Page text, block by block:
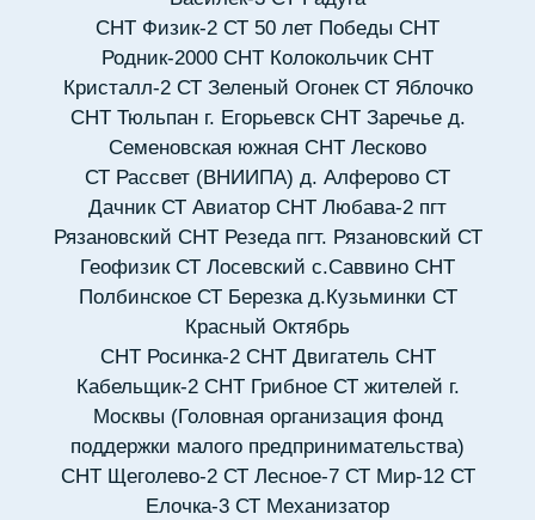
СНТ Физик-2 СТ 50 лет Победы СНТ
Родник-2000 СНТ Колокольчик СНТ
Кристалл-2 СТ Зеленый Огонек СТ Яблочко
СНТ Тюльпан г. Егорьевск СНТ Заречье д.
Семеновская южная СНТ Лесково
СТ Рассвет (ВНИИПА) д. Алферово СТ
Дачник СТ Авиатор СНТ Любава-2 пгт
Рязановский СНТ Резеда пгт. Рязановский СТ
Геофизик СТ Лосевский с.Саввино СНТ
Полбинское СТ Березка д.Кузьминки СТ
Красный Октябрь
СНТ Росинка-2 СНТ Двигатель СНТ
Кабельщик-2 СНТ Грибное СТ жителей г.
Москвы (Головная организация фонд
поддержки малого предпринимательства)
СНТ Щеголево-2 СТ Лесное-7 СТ Мир-12 СТ
Елочка-3 СТ Механизатор